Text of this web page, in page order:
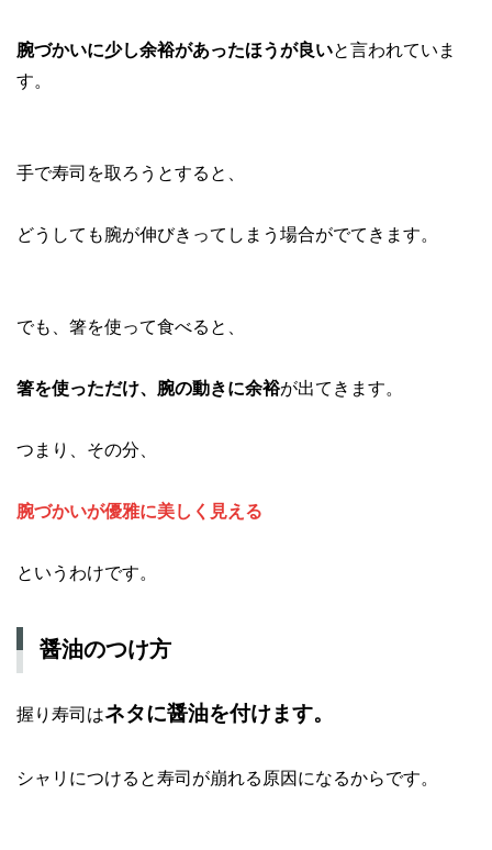
腕づかいに少し余裕があったほうが良いと言われていま
す。
手で寿司を取ろうとすると、
どうしても腕が伸びきってしまう場合がでてきます。
でも、箸を使って食べると、
箸を使っただけ、腕の動きに余裕が出てきます。
つまり、その分、
腕づかいが優雅に美しく見える
というわけです。
醤油のつけ方
握り寿司はネタに醤油を付けます。
シャリにつけると寿司が崩れる原因になるからです。